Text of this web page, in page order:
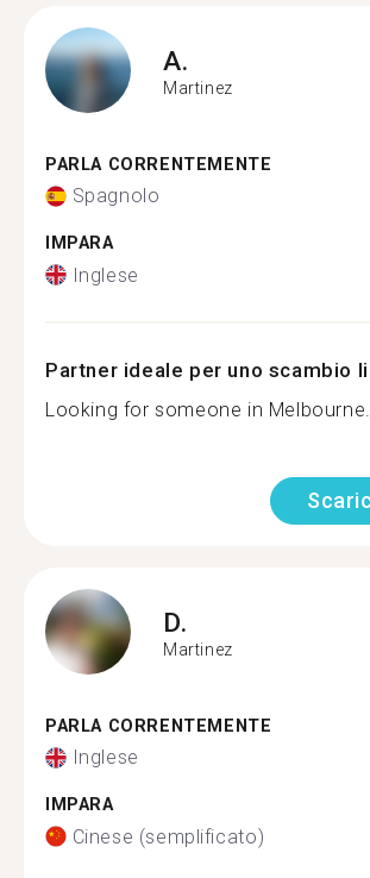
A.
Martinez
PARLA CORRENTEMENTE
Spagnolo
IMPARA
Inglese
Partner ideale per uno scambio
Looking for someone in Melbourne...
D.
Martinez
PARLA CORRENTEMENTE
Inglese
IMPARA
Cinese (semplificato)